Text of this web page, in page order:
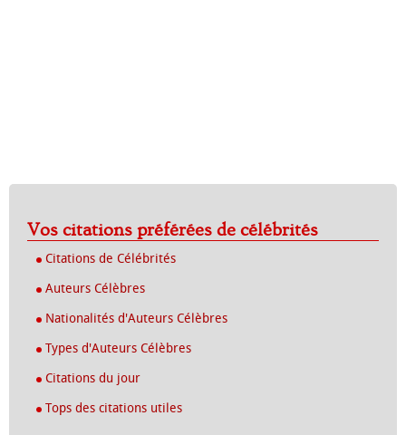
Vos citations préférées de célébrités
Citations de Célébrités
Auteurs Célèbres
Nationalités d'Auteurs Célèbres
Types d'Auteurs Célèbres
Citations du jour
Tops des citations utiles